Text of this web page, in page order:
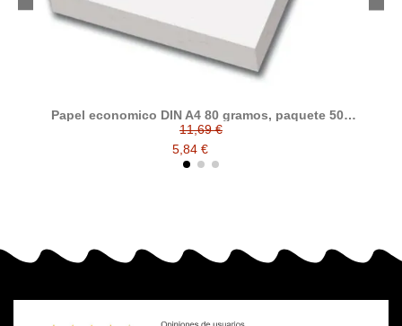
Papel economico DIN A4 80 gramos, paquete 500
folios
11,69 €
5,84 €